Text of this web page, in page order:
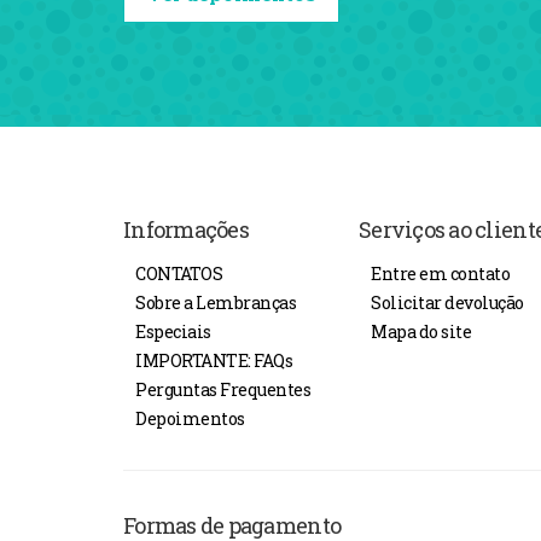
Informações
CONTATOS
Sobre a Lembranças
Especiais
IMPORTANTE: FAQs
Perguntas Frequentes
Depoimentos
Serviços ao
Entre em contato
Solicitar devolução
Mapa do site
Formas de pagamento